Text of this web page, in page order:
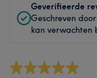
Geverifieerde
Geschreven
kan verwachten